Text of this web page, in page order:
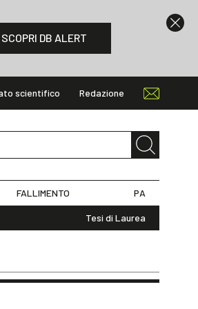
SCOPRI DB ALERT
scientifico Redazione
FALLIMENTO PA
Tesi di Laurea